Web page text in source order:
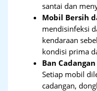
santai dan
Mobil Bersih
mendisinfeksi
kendaraan
kondisi prima
Ban
Setiap mobil
cadangan,